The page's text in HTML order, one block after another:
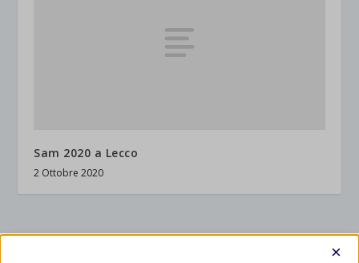
Sam 2020 a Lecco
2 Ottobre 2020
×